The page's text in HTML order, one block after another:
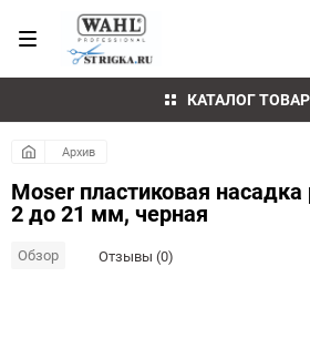
КАТАЛОГ
Архив
Moser пластиковая
2 до 21 мм, черная
Обзор Отзывы (0)